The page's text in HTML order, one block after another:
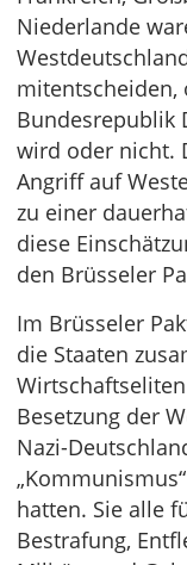
Niederlande
mitentscheiden,
Bundesrepublik
wird oder nicht.
Angriff auf
zu einer
diese
den Brüsseler
Im Brüsseler
die Staaten
Besetzung der
Nazi-
hatten. Sie alle
Bestrafung,